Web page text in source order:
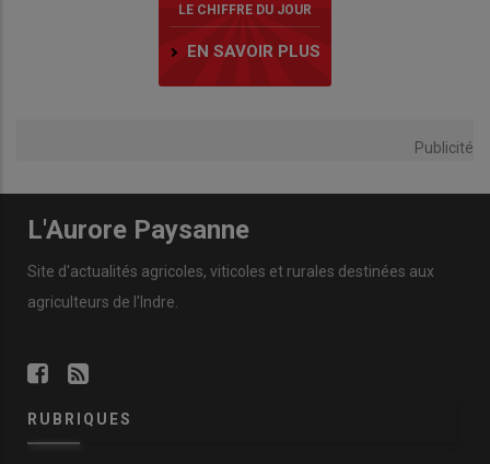
LE CHIFFRE DU JOUR
EN SAVOIR PLUS
Publicité
L'Aurore Paysanne
Site d'actualités agricoles, viticoles et rurales destinées aux
agriculteurs de l'Indre.
RUBRIQUES